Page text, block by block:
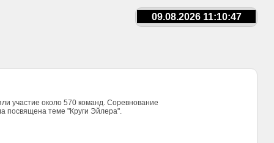
09.08.2026 11:10:47
участие около 570 команд. Соревнование
посвящена теме "Круги Эйлера".